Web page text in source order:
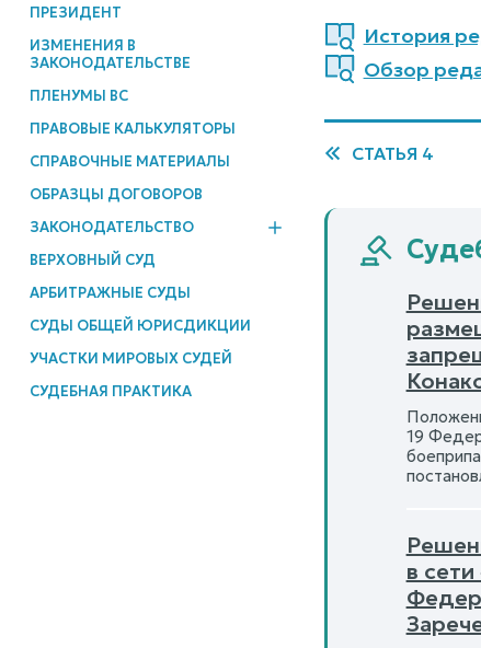
ПРЕЗИДЕНТ
ИЗМЕНЕНИЯ В
ЗАКОНОДАТЕЛЬСТВЕ
ПЛЕНУМЫ ВС
ПРАВОВЫЕ КАЛЬКУЛЯТОРЫ
СПРАВОЧНЫЕ МАТЕРИАЛЫ
ОБРАЗЦЫ ДОГОВОРОВ
ЗАКОНОДАТЕЛЬСТВО
ВЕРХОВНЫЙ СУД
АРБИТРАЖНЫЕ СУДЫ
СУДЫ ОБЩЕЙ ЮРИСДИКЦИИ
УЧАСТКИ МИРОВЫХ СУДЕЙ
СУДЕБНАЯ ПРАКТИКА
История
Обзор
СТАТЬЯ 4
19
в